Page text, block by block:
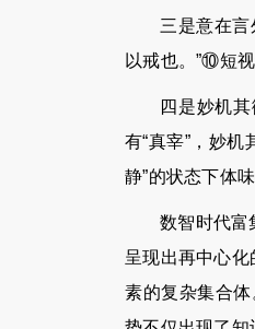
三是意在
以戒也。”⑩短
四是妙机
有“真宰”，妙
静”的状态下体
数智时代富
呈现出再中心
素的复杂集合